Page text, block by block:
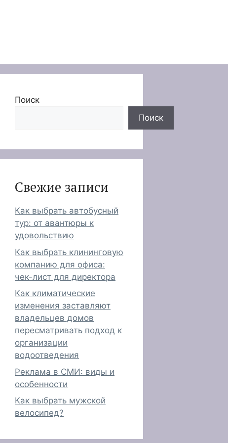
Поиск
Поиск
Свежие записи
Как выбрать автобусный
тур: от авантюры к
удовольствию
Как выбрать клининговую
компанию для офиса:
чек-лист для директора
Как климатические
изменения заставляют
владельцев домов
пересматривать подход к
организации
водоотведения
Реклама в СМИ: виды и
особенности
Как выбрать мужской
велосипед?